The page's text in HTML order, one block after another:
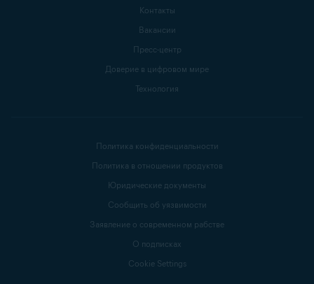
Контакты
Вакансии
Пресс-центр
Доверие в цифровом мире
Технология
Политика конфиденциальности
Политика в отношении продуктов
Юридические документы
Сообщить об уязвимости
Заявление о современном рабстве
О подписках
Cookie Settings